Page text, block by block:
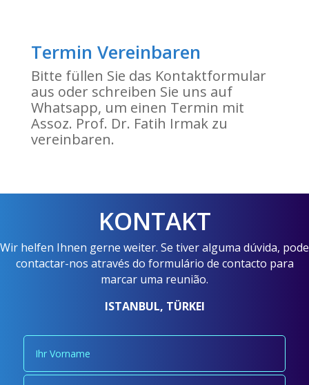
Termin Vereinbaren
Bitte füllen Sie das Kontaktformular
aus oder schreiben Sie uns auf
Whatsapp, um einen Termin mit
Assoz. Prof. Dr. Fatih Irmak zu
vereinbaren.
KONTAKT
Wir helfen Ihnen gerne weiter. Se tiver alguma dúvida, pode
contactar-nos através do formulário de contacto para
marcar uma reunião.
ISTANBUL, TÜRKEI